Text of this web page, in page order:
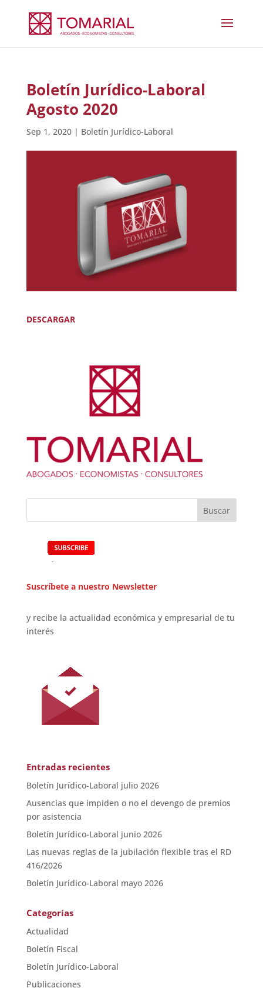
Boletín Jurídico-Laboral
Agosto 2020
Sep 1, 2020| Boletín Jurídico-Laboral
DESCARGAR
Suscríbete a nuestro Newsletter
y recibe la actualidad económica y empresarial de tu
interés
Entradas recientes
Boletín Jurídico-Laboral julio 2026
Ausencias que impiden o no el devengo de premios
por asistencia
Boletín Jurídico-Laboral junio 2026
Las nuevas reglas de la jubilación flexible tras el RD
416/2026
Boletín Jurídico-Laboral mayo 2026
Categorías
Actualidad
Boletín Fiscal
Boletín Jurídico-Laboral
Publicaciones